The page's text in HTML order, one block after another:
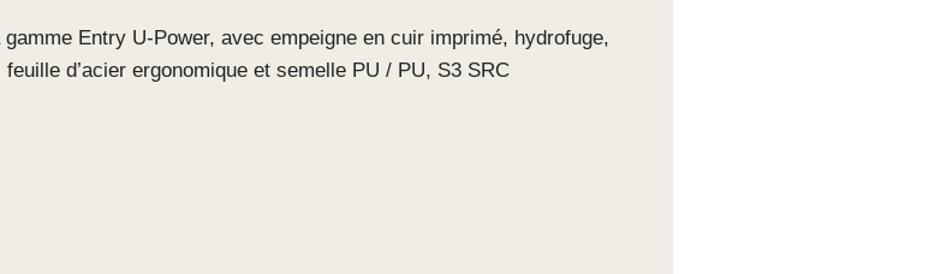
Entry U-Power, avec empeigne en cuir imprimé, hydrofuge,
d’acier ergonomique et semelle PU / PU, S3 SRC